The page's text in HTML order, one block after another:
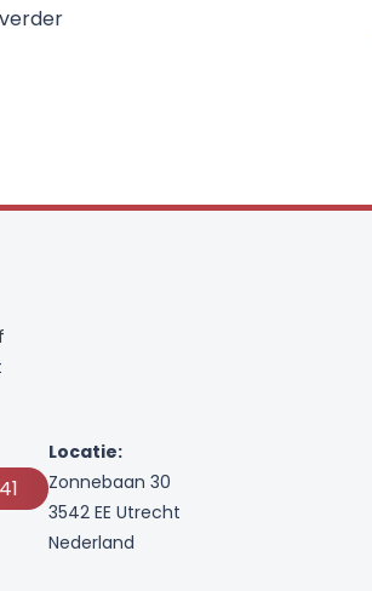
Locatie:
Zonnebaan 30
3542 EE Utrecht
Nederland